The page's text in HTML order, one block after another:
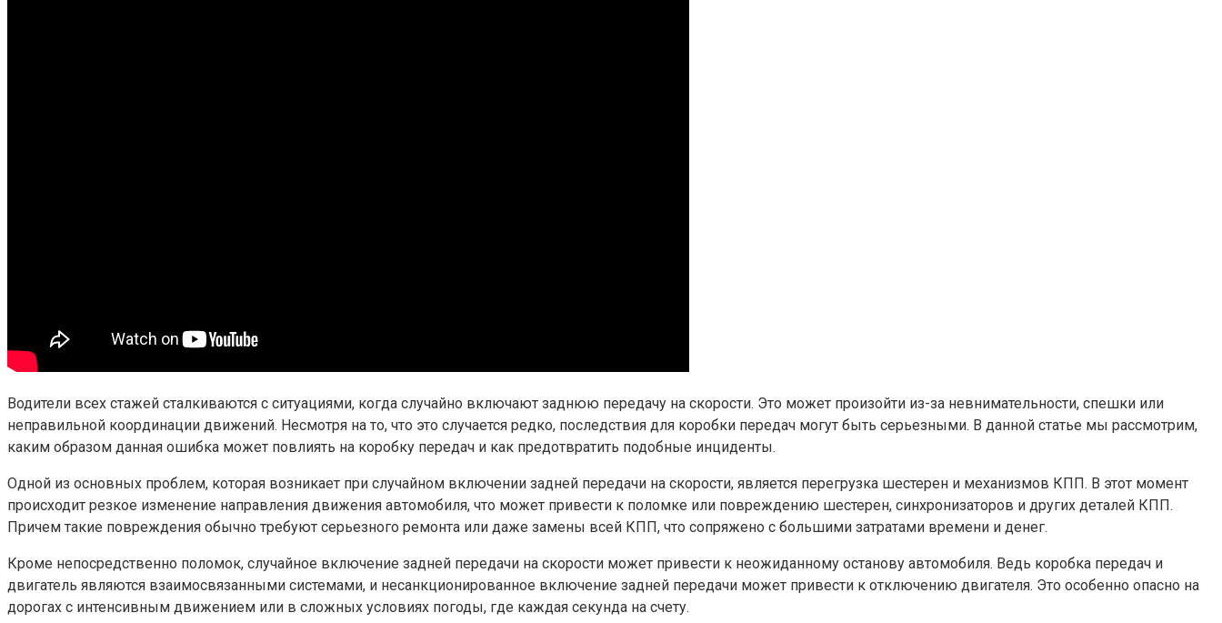
Водители всех стажей сталкиваются с ситуациями, когда случайно включают заднюю передачу на скорости. Это может произойти из-за невнимательности, спешки или
неправильной координации движений. Несмотря на то, что это случается редко, последствия для коробки передач могут быть серьезными. В данной статье мы рассмотрим,
каким образом данная ошибка может повлиять на коробку передач и как предотвратить подобные инциденты.
Одной из основных проблем, которая возникает при случайном включении задней передачи на скорости, является перегрузка шестерен и механизмов КПП. В этот момент
происходит резкое изменение направления движения автомобиля, что может привести к поломке или повреждению шестерен, синхронизаторов и других деталей КПП.
Причем такие повреждения обычно требуют серьезного ремонта или даже замены всей КПП, что сопряжено с большими затратами времени и денег.
Кроме непосредственно поломок, случайное включение задней передачи на скорости может привести к неожиданному останову автомобиля. Ведь коробка передач и
двигатель являются взаимосвязанными системами, и несанкционированное включение задней передачи может привести к отключению двигателя. Это особенно опасно на
дорогах с интенсивным движением или в сложных условиях погоды, где каждая секунда на счету.